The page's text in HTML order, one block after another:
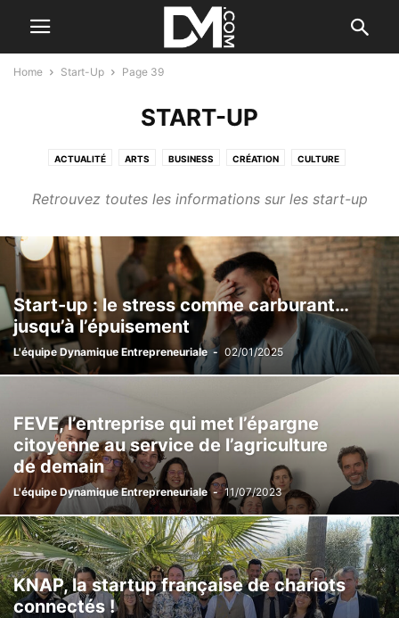
Home Start-Up Page 39
START-UP
ACTUALITÉ ARTS BUSINESS CRÉATION CULTURE
INNOVATION MAGAZINE MANAGEMENT MARKETING MODÈLE
START-UP TENDANCE VENTE
Retrouvez toutes les informations sur les start-up
Start-up : le stress comme carburant…
jusqu’à l’épuisement
L'équipe Dynamique Entrepreneuriale - 02/01/2025
FEVE, l’entreprise qui met l’épargne
citoyenne au service de l’agriculture
de demain
L'équipe Dynamique Entrepreneuriale - 11/07/2023
KNAP, la startup française de chariots
connectés !